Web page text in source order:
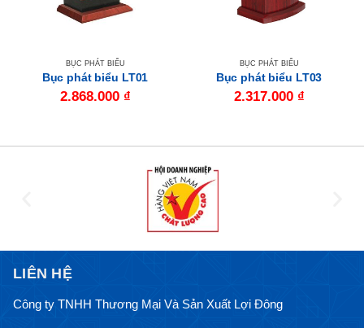
BỤC PHÁT BIỂU
Bục phát biểu LT01
2.868.000 ₫
BỤC PHÁT BIỂU
Bục phát biểu LT03
2.317.000 ₫
LIÊN HỆ
Công ty TNHH Thương Mại Và Sản Xuất Lợi Đông